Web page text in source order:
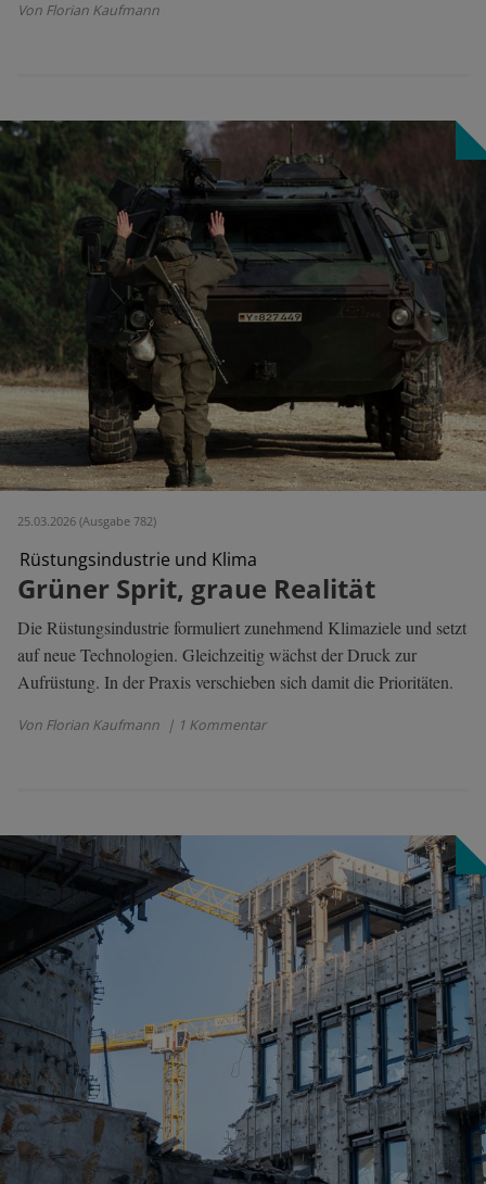
Von Florian Kaufmann
25.03.2026 (Ausgabe 782)
Rüstungsindustrie und Klima
Grüner Sprit, graue Realität
Die Rüstungsindustrie formuliert zunehmend Klimaziele und setzt
auf neue Technologien. Gleichzeitig wächst der Druck zur
Aufrüstung. In der Praxis verschieben sich damit die Prioritäten.
Von Florian Kaufmann | 1 Kommentar